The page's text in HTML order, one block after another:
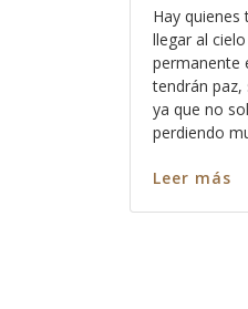
Hay
llegar al
permanente
tendrán paz,
ya que no
perdiendo
Leer más